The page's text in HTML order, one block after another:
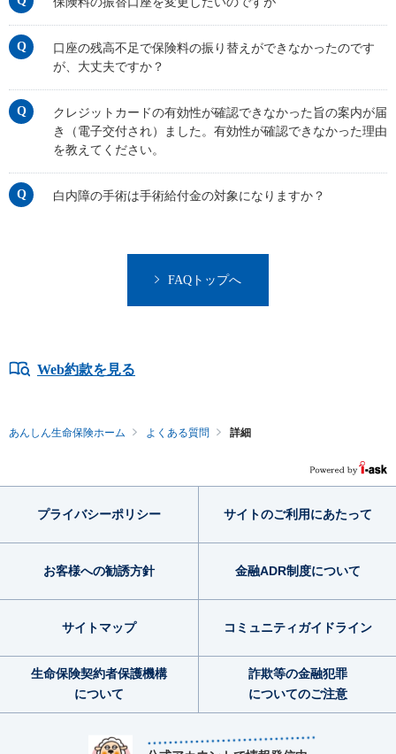
口座の残高不足で保険料の振り替えができなかったのです
が、大丈夫ですか？
クレジットカードの有効性が確認できなかった旨の案内が届
き（電子交付され）ました。有効性が確認できなかった理由
を教えてください。
白内障の手術は手術給付金の対象になりますか？
FAQトップへ
Web約款を見る
あんしん生命保険ホーム よくある質問 詳細
プライバシーポリシー サイトのご利用にあたって
お客様への勧誘方針 金融ADR制度について
サイトマップ コミュニティガイドライン
生命保険契約者保護機構
について
詐欺等の金融犯罪
についてのご注意